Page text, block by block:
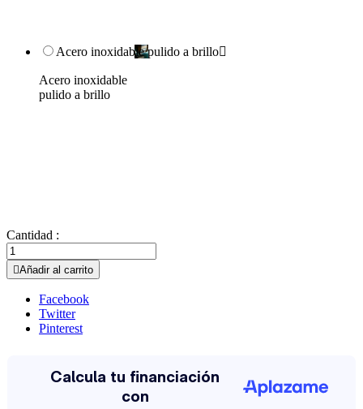
Acero inoxidable pulido a brillo
Acero inoxidable
pulido a brillo
Cantidad :
Añadir al carrito
Facebook
Twitter
Pinterest